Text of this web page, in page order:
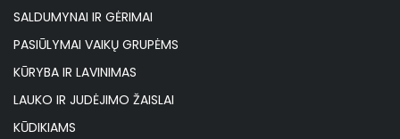
SALDUMYNAI IR GĖRIMAI
PASIŪLYMAI VAIKŲ GRUPĖMS
KŪRYBA IR LAVINIMAS
LAUKO IR JUDĖJIMO ŽAISLAI
KŪDIKIAMS